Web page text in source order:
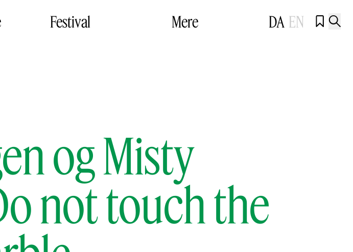
Festival Mere DA EN  
og Misty
not touch the